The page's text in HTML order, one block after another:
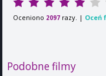
Oceniono 2097 razy. | Oceń
Podobne filmy